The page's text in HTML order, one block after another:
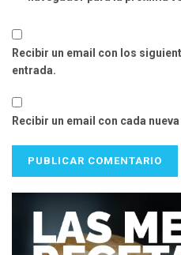
Recibir un email con los
entrada.
Recibir un email con cada